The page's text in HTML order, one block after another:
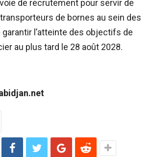
de recrutement pour servir de
de bornes au sein des
garantir l’atteinte des objectifs de
au plus tard le 28 août 2028.